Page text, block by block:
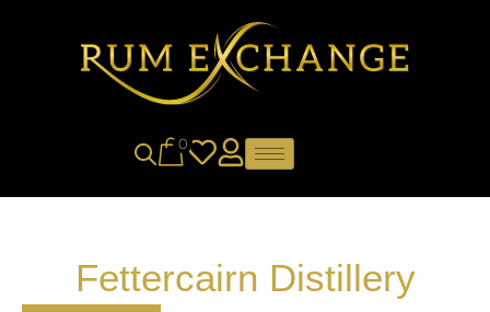
0
Fettercairn Distillery